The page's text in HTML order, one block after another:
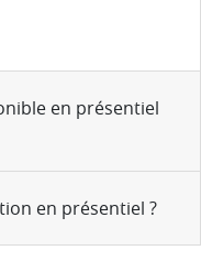
en présentiel
en présentiel ?